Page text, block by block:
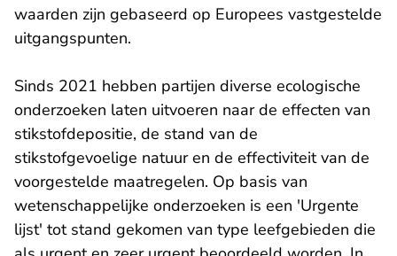
waarden zijn gebaseerd op Europees vastgestelde
uitgangspunten.
Sinds 2021 hebben partijen diverse ecologische
onderzoeken laten uitvoeren naar de effecten van
stikstofdepositie, de stand van de
stikstofgevoelige natuur en de effectiviteit van de
voorgestelde maatregelen. Op basis van
wetenschappelijke onderzoeken is een 'Urgente
lijst' tot stand gekomen van type leefgebieden die